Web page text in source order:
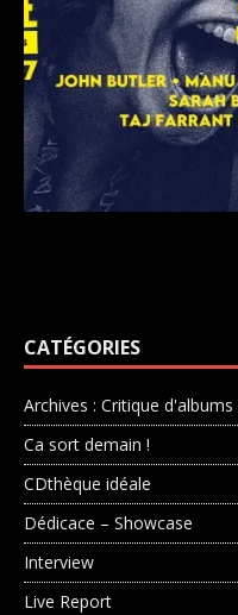
CATÉGORIES
Archives : Critique d'albums
Ca sort demain !
CDthèque idéale
Dédicace – Showcase
Interview
Live Report